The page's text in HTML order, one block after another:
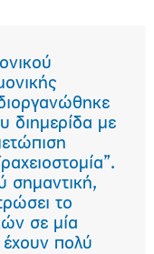
διημερίδα με
σημαντική,
το
σε μία
πολύ